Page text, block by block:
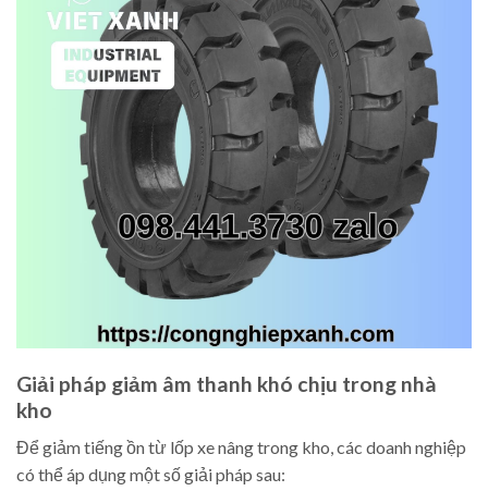
Giải pháp giảm âm thanh khó chịu trong nhà
kho
Để giảm tiếng ồn từ lốp xe nâng trong kho, các doanh nghiệp
có thể áp dụng một số giải pháp sau: